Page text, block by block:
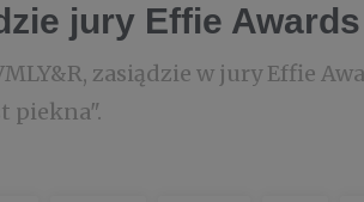
jury Effie
zasiądzie w jury Effie
piekna".